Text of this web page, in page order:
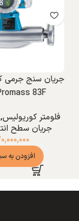
جریان سنج جرمی
83F
فلومتر کوریولیس,
جریان سطح
افزودن به